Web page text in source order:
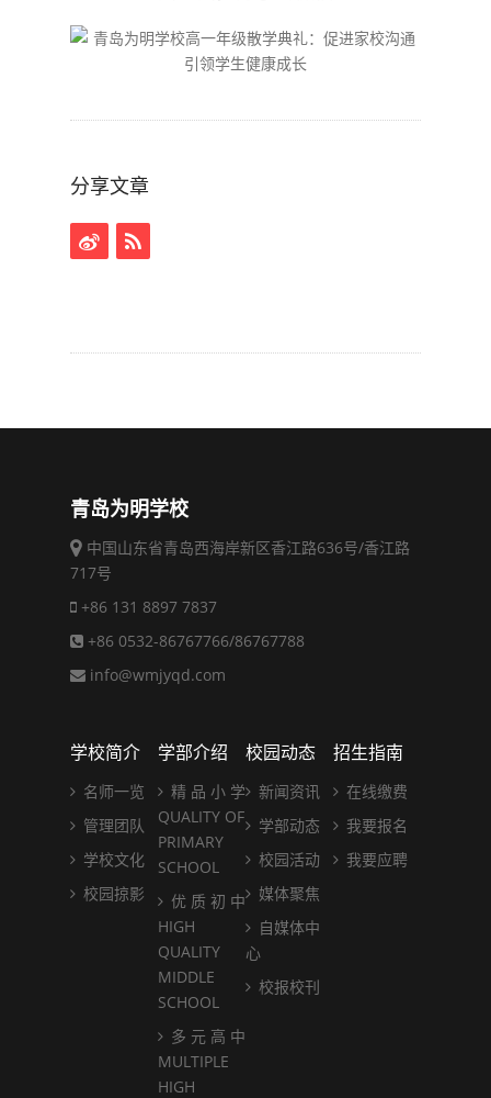
分享文章
青岛为明学校
中国山东省青岛西海岸新区香江路636号/香江路
717号
+86 131 8897 7837
+86 0532-86767766/86767788
info@wmjyqd.com
学校简介
名师一览
管理团队
学校文化
校园掠影
学部介绍
精 品 小 学
QUALITY OF
PRIMARY
SCHOOL
优 质 初 中
HIGH
QUALITY
MIDDLE
SCHOOL
多 元 高 中
MULTIPLE
HIGH
校园动态
新闻资讯
学部动态
校园活动
媒体聚焦
自媒体中
心
校报校刊
招生指南
在线缴费
我要报名
我要应聘